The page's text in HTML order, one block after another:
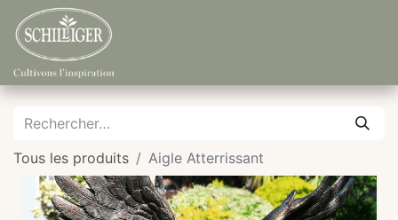
Tous les produits Aigle Atterrissant